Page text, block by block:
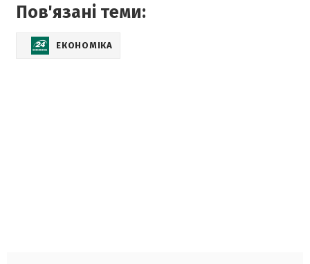
Пов'язані теми:
ЕКОНОМІКА